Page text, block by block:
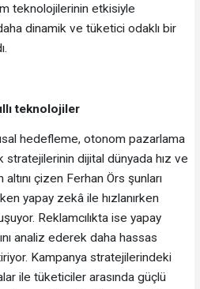
teknolojilerinin etkisiyle
dinamik ve tüketici odaklı bir
teknolojiler
hedefleme, otonom pazarlama
dijital dünyada hız ve
çizen Ferhan Örs şunları
yapay zekâ ile hızlanırken
Reklamcılıkta ise yapay
analiz ederek daha hassas
Kampanya stratejilerindeki
ile tüketiciler arasında güçlü